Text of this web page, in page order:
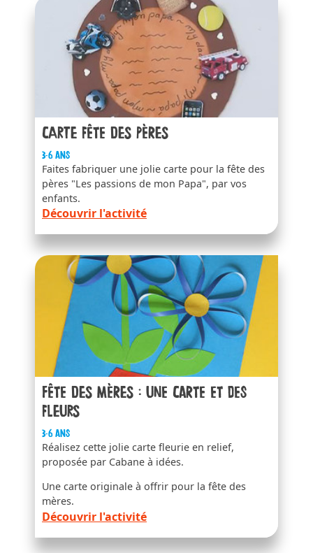
Carte fête des pères
3-6 ans
Faites fabriquer une jolie carte pour la fête des
pères "Les passions de mon Papa", par vos
enfants.
Découvrir l'activité
Fête des mères : une carte et des
fleurs
3-6 ans
Réalisez cette jolie carte fleurie en relief,
proposée par Cabane à idées.
Une carte originale à offrir pour la fête des
mères.
Découvrir l'activité